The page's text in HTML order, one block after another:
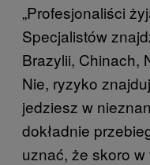
„Profesjonaliści
Specjalistów
Brazylii, Chinach,
Nie, ryzyko
jedziesz w
dokładnie
uznać, że skoro